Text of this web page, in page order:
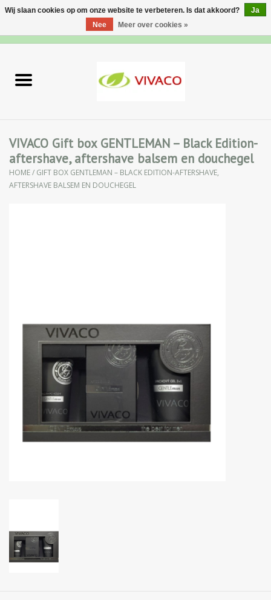
Lichaamsverzorging
Voor Salons
VIVACO Gift box GENTLEMAN – Black Edition-
aftershave, aftershave balsem en douchegel
HOME/ GIFT BOX GENTLEMAN – BLACK EDITION-AFTERSHAVE,
AFTERSHAVE BALSEM EN DOUCHEGEL
Wij slaan cookies op om onze website te verbeteren. Is dat akkoord?
Ja
Nee
Meer over cookies »